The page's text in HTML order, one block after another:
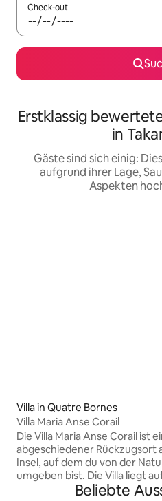
Check-out
Erstklassig
in
Gäste sind sich einig:
aufgrund ihrer Lage,
Aspekten
Villa in Quatre Bornes
Villa Maria Anse Corail
Die Villa Maria Anse Corail ist
abgeschiedener Rückzugsort
Insel, auf dem du von der
umgeben bist. Die Villa liegt auf einem
zweieinhalb Hektar großen
Beliebte